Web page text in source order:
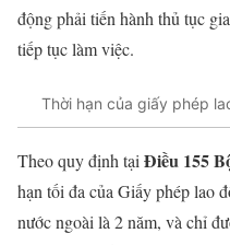
động phải tiến hành thủ tục
tiếp tục làm việc.
Thời hạn của giấy phép
Theo quy định tại Điều 155
hạn tối đa của Giấy phép lao
nước ngoài là 2 năm, và chỉ